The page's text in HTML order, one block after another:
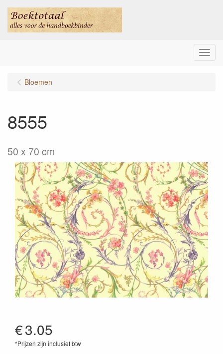
Menu
Bloemen
8555
50 x 70 cm
€3.05
*Prijzen zijn inclusief btw